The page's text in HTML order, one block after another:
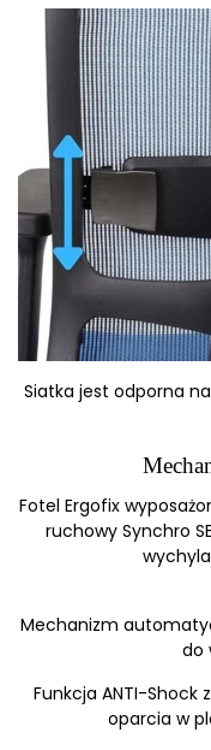
Siatka jest odporna
Fotel Ergofix
ruchowy Synchro
Mechanizm
do
Funkcja ANTI-Shock
oparcia w